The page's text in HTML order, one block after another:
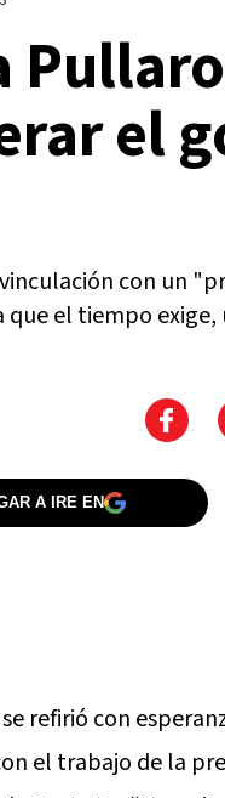
el
con un
el tiempo exige,
A IRE EN
refirió con
el trabajo de la